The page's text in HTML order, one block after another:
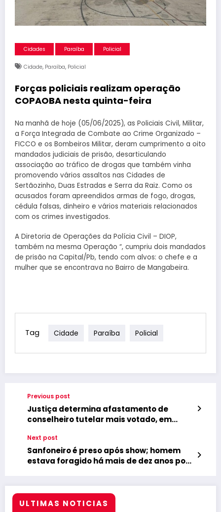
Cidades Paraíba Policial
Cidade, Paraíba, Policial
Forças policiais realizam operação
COPAOBA nesta quinta-feira
Na manhã de hoje (05/06/2025), as Policiais Civil, Militar,
a Força Integrada de Combate ao Crime Organizado –
FICCO e os Bombeiros Militar, deram cumprimento a oito
mandados judiciais de prisão, desarticulando
associação ao tráfico de drogas que também vinha
promovendo vários assaltos nas Cidades de
Sertãozinho, Duas Estradas e Serra da Raiz. Como os
acusados foram apreendidos armas de fogo, drogas,
cédula falsas, dinheiro e vários materiais relacionados
com os crimes investigados.
A Diretoria de Operações da Polícia Civil – DIOP,
também na mesma Operação “, cumpriu dois mandados
de prisão na Capital/Pb, tendo com alvos: o chefe e a
mulher que se encontrava no Bairro de Mangabeira.
Tag Cidade Paraíba Policial
Previous post
Justiça determina afastamento de
conselheiro tutelar mais votado, em
Next post
Sanfoneiro é preso após show; homem
estava foragido há mais de dez anos por
ULTIMAS NOTICIAS